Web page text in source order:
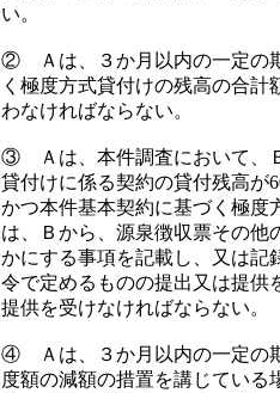
い。
② Ａは、３か月以内の一定の
く極度方式貸付けの残高の合
わなければならない。
③ Ａは、本件調査において、
貸付けに係る契約の貸付残高が
かつ本件基本契約に基づく極度
は、Ｂから、源泉徴収票その他
かにする事項を記載し、又は記
令で定めるものの提出又は提供
提供を受けなければならない。
④ Ａは、３か月以内の一定の
度額の減額の措置を講じている